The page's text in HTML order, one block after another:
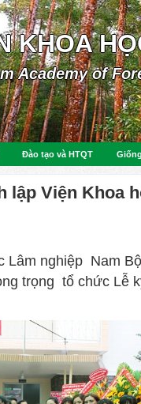
KHOA
Academy of
Đào tạo và HTQT
lập Viện Khoa
Lâm nghiệp Nam
trọng tổ chức Lễ